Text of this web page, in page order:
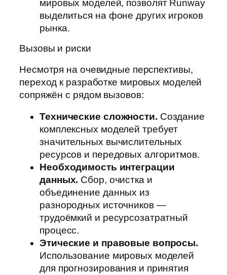
мировых моделей, позволят Runway
выделиться на фоне других игроков
рынка.
Вызовы и риски
Несмотря на очевидные перспективы,
переход к разработке мировых моделей
сопряжён с рядом вызовов:
Технические сложности. Создание
комплексных моделей требует
значительных вычислительных
ресурсов и передовых алгоритмов.
Необходимость интеграции
данных. Сбор, очистка и
объединение данных из
разнородных источников —
трудоёмкий и ресурсозатратный
процесс.
Этические и правовые вопросы.
Использование мировых моделей
для прогнозирования и принятия